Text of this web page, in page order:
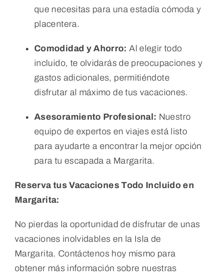
que necesitas para una estadía cómoda y
placentera.
Comodidad y Ahorro: Al elegir todo
incluido, te olvidarás de preocupaciones y
gastos adicionales, permitiéndote
disfrutar al máximo de tus vacaciones.
Asesoramiento Profesional: Nuestro
equipo de expertos en viajes está listo
para ayudarte a encontrar la mejor opción
para tu escapada a Margarita.
Reserva tus Vacaciones Todo Incluido en
Margarita:
No pierdas la oportunidad de disfrutar de unas
vacaciones inolvidables en la Isla de
Margarita. Contáctenos hoy mismo para
obtener más información sobre nuestras